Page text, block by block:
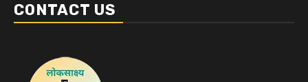
CONTACT US